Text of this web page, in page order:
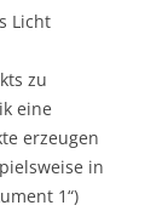
Licht
zu
eine
erzeugen
in
1“)